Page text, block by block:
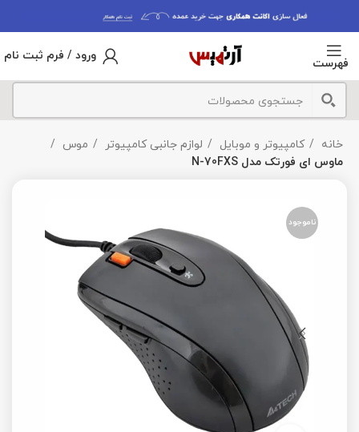
فهرست
ورود / فرم ثبت نام
خانه کامپیوتر و موبایل لوازم جانبی کامپیوتر
موس
ماوس ای فورتک مدل N-70FXS
ناموجود